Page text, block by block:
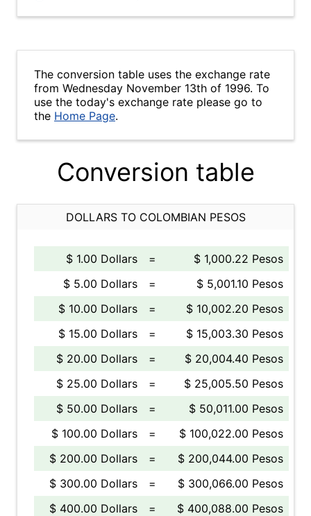
The conversion table uses the exchange rate
from Wednesday November 13th of 1996. To
use the today's exchange rate please go to
the Home Page.
Conversion table
DOLLARS TO COLOMBIAN PESOS
$ 1.00 Dollars =
$ 1,000.22 Pesos
$ 5.00 Dollars
=
$ 5,001.10 Pesos
$ 10.00 Dollars
=
$ 10,002.20 Pesos
$ 15.00 Dollars
=
$ 15,003.30 Pesos
$ 20.00 Dollars
=
$ 20,004.40 Pesos
$ 25.00 Dollars
=
$ 25,005.50 Pesos
$ 50.00 Dollars
=
$ 50,011.00 Pesos
$ 100.00 Dollars
=
$ 100,022.00 Pesos
$ 200.00 Dollars
=
$ 200,044.00 Pesos
$ 300.00 Dollars
=
$ 300,066.00 Pesos
$ 400.00 Dollars
=
$ 400,088.00 Pesos